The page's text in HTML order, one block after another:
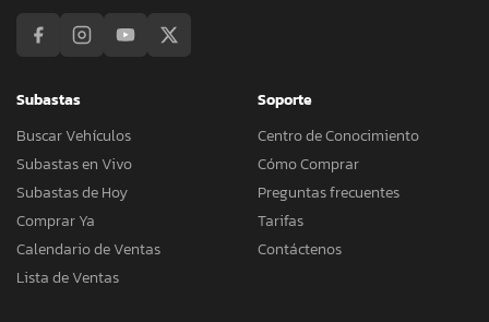
Subastas
Buscar Vehículos
Subastas en Vivo
Subastas de Hoy
Comprar Ya
Calendario de Ventas
Lista de Ventas
Soporte
Centro de Conocimiento
Cómo Comprar
Preguntas frecuentes
Tarifas
Contáctenos